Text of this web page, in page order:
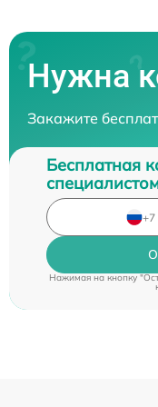
Нужна
Закажите
Бесплатная
Нажимая на кнопку